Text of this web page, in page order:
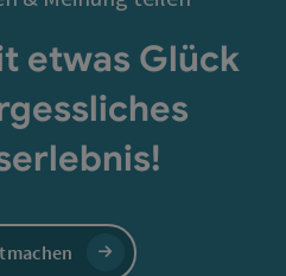
etwas Glück